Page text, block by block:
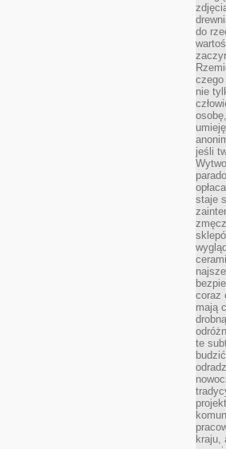
do
czego
nie
jeśli
staje
coraz
mają
te
kraju,